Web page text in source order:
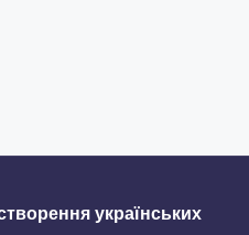
українських